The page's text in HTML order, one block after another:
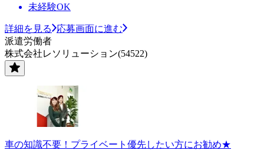
未経験OK
詳細を見る
応募画面に進む
派遣労働者
株式会社レソリューション(54522)
車の知識不要！プライベート優先したい方にお勧め★